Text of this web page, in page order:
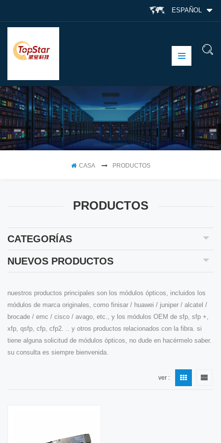
ESPAÑOL
CASA PRODUCTOS
PRODUCTOS
CATEGORÍAS
NUEVOS PRODUCTOS
nuestros productos principales son los módulos ópticos, incluidos los
módulos de marca originales, como finisar / huawei / juniper / alcatel /
brocade / emc / cisco / avago, etc., y los módulos OEM de sfp, sfp +,
xfp, qsfp, cfp, cfp2. .. y otros productos relacionados con la fibra. si
tiene alguna solicitud de módulos ópticos, no dude en hacérmelo saber.
su consulta es siempre bienvenida.
ver :